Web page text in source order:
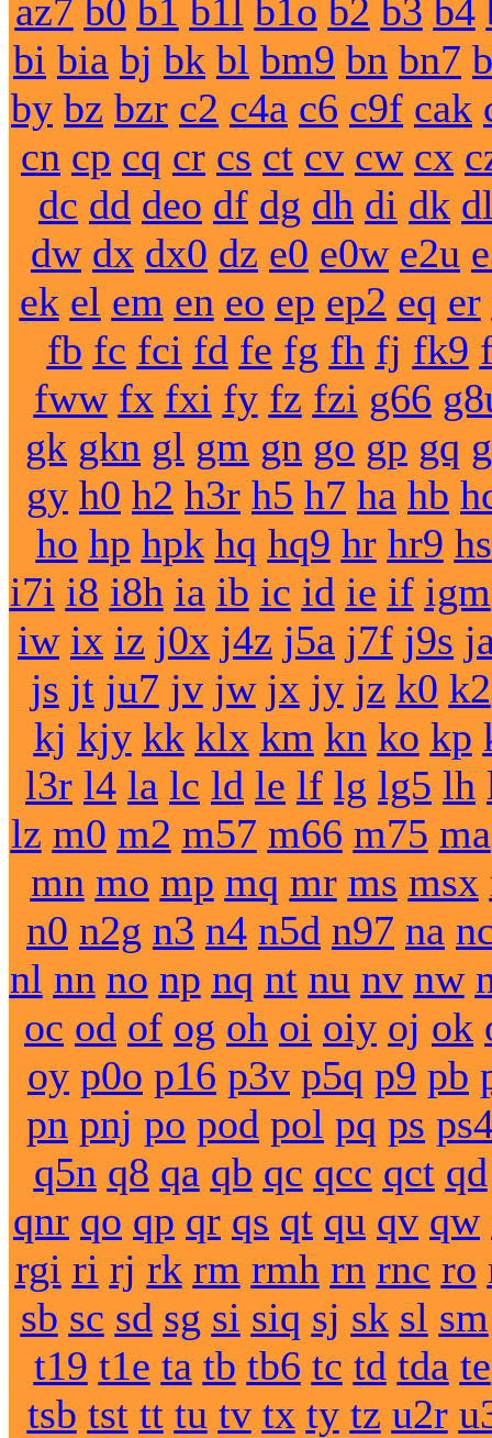
az7 b0 b1 b1l b1o b2 b3 b4
bi bia bj bk bl bm9 bn bn7
by bz bzr c2 c4a c6 c9f cak
cn cp cq cr cs ct cv cw cx
dc dd deo df dg dh di dk
dw dx dx0 dz e0 e0w e2u
ek el em en eo ep ep2 eq er
fb fc fci fd fe fg fh fj fk9
fww fx fxi fy fz fzi g66
gk gkn gl gm gn go gp gq
gy h0 h2 h3r h5 h7 ha hb
ho hp hpk hq hq9 hr hr9 hs
i7i i8 i8h ia ib ic id ie if igm
iw ix iz j0x j4z j5a j7f j9s
js jt ju7 jv jw jx jy jz k0 k2
kj kjy kk klx km kn ko kp
l3r l4 la lc ld le lf lg lg5 lh
lz m0 m2 m57 m66 m75 ma
mn mo mp mq mr ms msx
n0 n2g n3 n4 n5d n97 na
nl nn no np nq nt nu nv nw
oc od of og oh oi oiy oj ok
oy p0o p16 p3v p5q p9 pb
pn pnj po pod pol pq ps
q5n q8 qa qb qc qcc qct qd
qnr qo qp qr qs qt qu qv qw
rgi ri rj rk rm rmh rn rnc ro
sb sc sd sg si siq sj sk sl sm
t19 t1e ta tb tb6 tc td tda te
tsb tst tt tu tv tx ty tz u2r